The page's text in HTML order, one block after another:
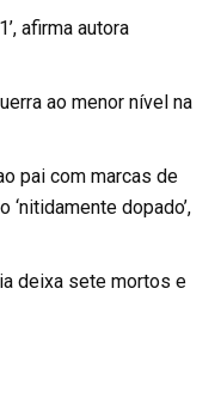
afirma autora
ao menor nível na
pai com marcas de
dopado’,
deixa sete mortos e